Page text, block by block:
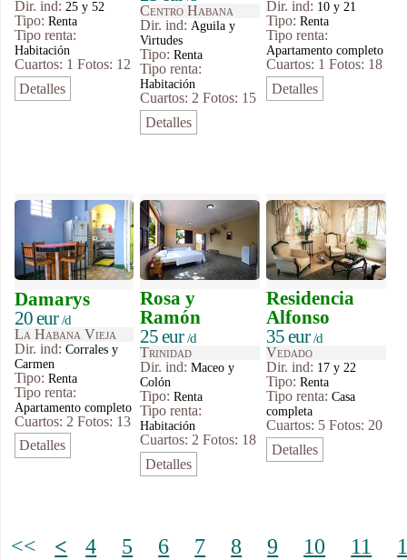
Dir. ind: 25 y 52
Tipo: Renta
Tipo renta:
Habitación
Cuartos: 1 Fotos: 12
Detalles
Centro Habana
Dir. ind: Aguila y
Virtudes
Tipo:Renta
Tipo renta:
Habitación
Cuartos: 2 Fotos: 15
Detalles
Dir. ind: 10 y 21
Tipo:Renta
Tipo renta:
Apartamento completo
Cuartos: 1 Fotos: 18
Detalles
Damarys
20 eur/d
La Habana Vieja
Dir. ind: Corrales y
Carmen
Tipo: Renta
Tipo renta:
Apartamento completo
Cuartos: 2 Fotos: 13
Detalles
Rosa y
Ramón
25 eur/d
Trinidad
Dir. ind:Maceo y
Colón
Tipo:Renta
Tipo renta:
Habitación
Cuartos: 2 Fotos: 18
Detalles
Residencia
Alfonso
35 eur/d
Vedado
Dir. ind: 17 y 22
Tipo:Renta
Tipo renta:Casa
completa
Cuartos: 5 Fotos: 20
Detalles
<< < 4 5 6 7 8 9 10 11